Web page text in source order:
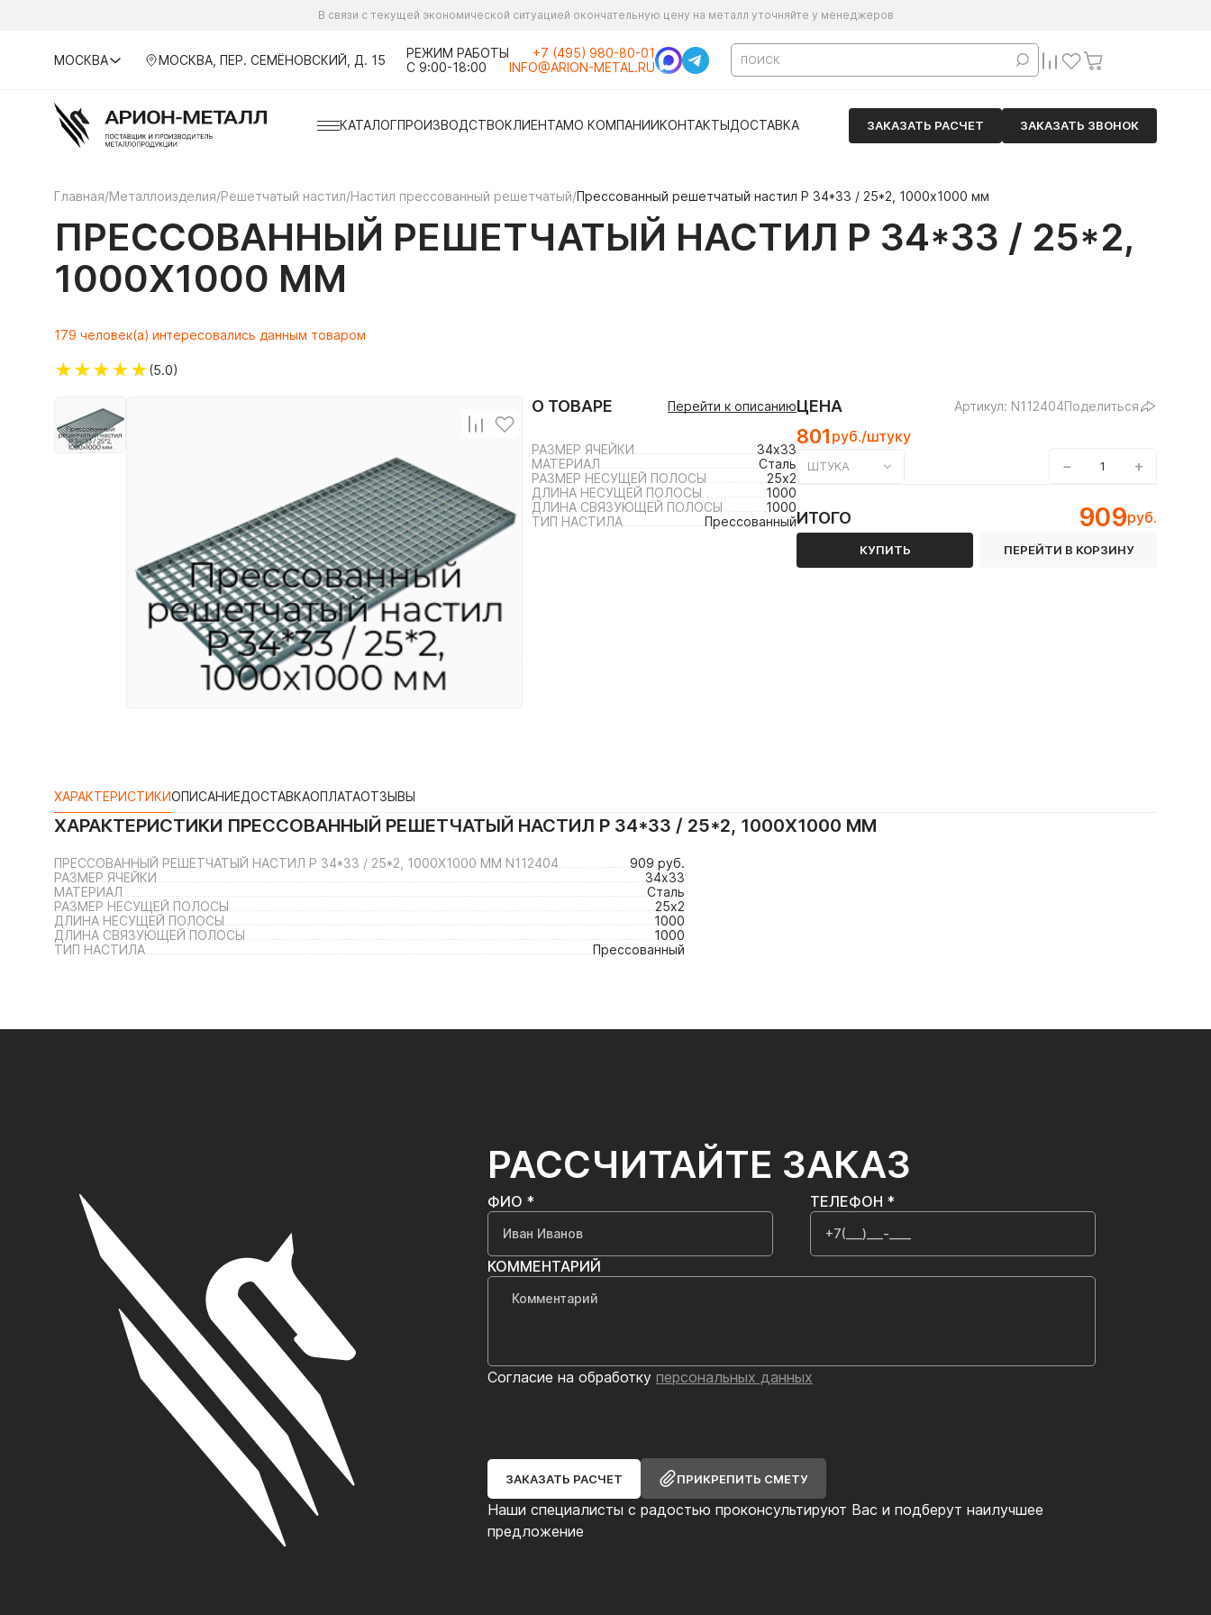
В связи с текущей экономической ситуацией окончательную цену на металл уточняйте у менеджеров
МОСКВА МОСКВА, ПЕР. СЕМЁНОВСКИЙ, Д. 15
РЕЖИМ РАБОТЫ
С 9:00-18:00
+7 (495) 980-80-01
INFO@ARION-METAL.RU
КАТАЛОГПРОИЗВОДСТВОКЛИЕНТАМО КОМПАНИИКОНТАКТЫДОСТАВКА ЗАКАЗАТЬ РАСЧЕТ ЗАКАЗАТЬ ЗВОНОК
Главная/Металлоизделия/Решетчатый настил/Настил прессованный решетчатый/Прессованный решетчатый настил Р 34*33 / 25*2, 1000х1000 мм
ПРЕССОВАННЫЙ РЕШЕТЧАТЫЙ НАСТИЛ Р 34*33 / 25*2,
1000Х1000 ММ
179 человек(а) интересовались данным товаром
★★★★★(5.0)
О ТОВАРЕ Перейти к описанию
РАЗМЕР ЯЧЕЙКИ
34х33
МАТЕРИАЛ
Сталь
РАЗМЕР НЕСУЩЕЙ ПОЛОСЫ
25х2
ДЛИНА НЕСУЩЕЙ ПОЛОСЫ
1000
ДЛИНА СВЯЗУЮЩЕЙ ПОЛОСЫ
1000
ТИП НАСТИЛА
Прессованный
ЦЕНА Артикул: N112404Поделиться
801 руб./штуку
ШТУКА − +
ИТОГО 909руб.
КУПИТЬ ПЕРЕЙТИ В КОРЗИНУ
ХАРАКТЕРИСТИКИОПИСАНИЕДОСТАВКАОПЛАТАОТЗЫВЫ
ХАРАКТЕРИСТИКИ ПРЕССОВАННЫЙ РЕШЕТЧАТЫЙ НАСТИЛ Р 34*33 / 25*2, 1000Х1000 ММ
ПРЕССОВАННЫЙ РЕШЕТЧАТЫЙ НАСТИЛ Р 34*33 / 25*2, 1000Х1000 ММ N112404
909 руб.
РАЗМЕР ЯЧЕЙКИ
34х33
МАТЕРИАЛ
Сталь
РАЗМЕР НЕСУЩЕЙ ПОЛОСЫ
25х2
ДЛИНА НЕСУЩЕЙ ПОЛОСЫ
1000
ДЛИНА СВЯЗУЮЩЕЙ ПОЛОСЫ
1000
ТИП НАСТИЛА
Прессованный
РАССЧИТАЙТЕ ЗАКАЗ
Наши специалисты с радостью проконсультируют Вас и подберут наилучшее
предложение
ФИО * ТЕЛЕФОН *
КОММЕНТАРИЙ
Согласие на обработку персональных данных
ЗАКАЗАТЬ РАСЧЕТ ПРИКРЕПИТЬ СМЕТУ